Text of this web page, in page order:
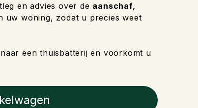
en advies over de aanschaf,
uw woning, zodat u precies weet
een thuisbatterij en voorkomt u